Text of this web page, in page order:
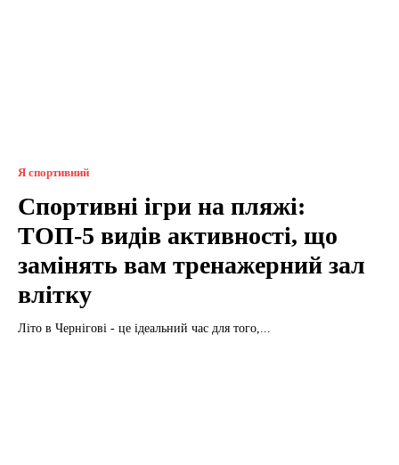
Я спортивний
Спортивні ігри на пляжі:
ТОП-5 видів активності, що
замінять вам тренажерний зал
влітку
Літо в Чернігові - це ідеальний час для того,...